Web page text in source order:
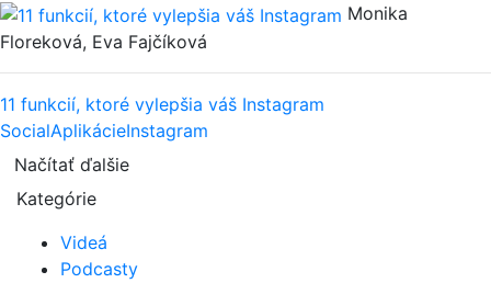
Monika
Floreková, Eva Fajčíková
11 funkcií, ktoré vylepšia váš Instagram
SocialAplikácieInstagram
Načítať ďalšie
Kategórie
Videá
Podcasty